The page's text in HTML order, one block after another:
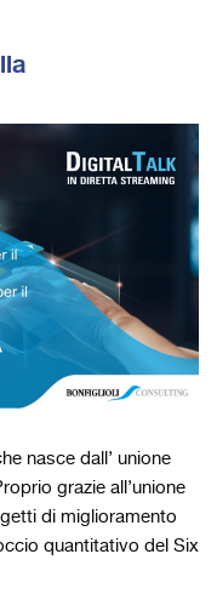
nasce dall’ unione
grazie all’unione
di miglioramento
quantitativo del Six